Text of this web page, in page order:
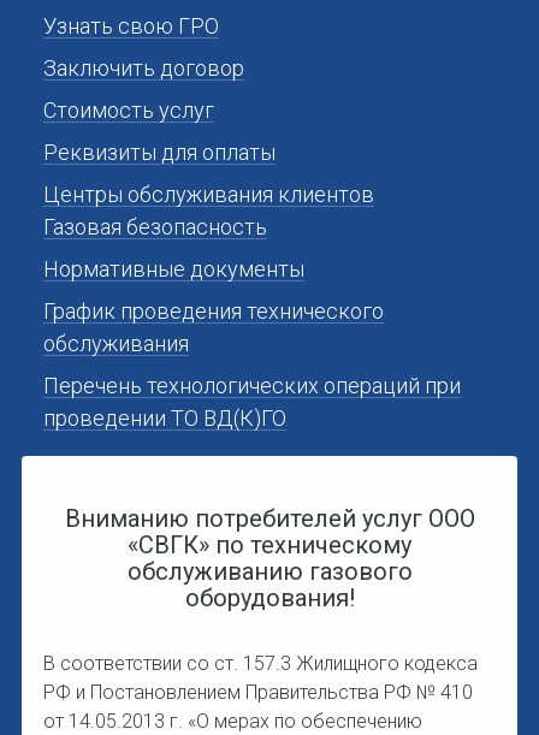
Узнать свою ГРО
Заключить договор
Стоимость услуг
Реквизиты для оплаты
Центры обслуживания клиентов
Газовая безопасность
Нормативные документы
График проведения технического
обслуживания
Перечень технологических операций при
проведении ТО ВД(К)ГО
Вниманию потребителей услуг ООО
«СВГК» по техническому
обслуживанию газового
оборудования!
В соответствии со ст. 157.3 Жилищного кодекса
РФ и Постановлением Правительства РФ № 410
от 14.05.2013 г. «О мерах по обеспечению